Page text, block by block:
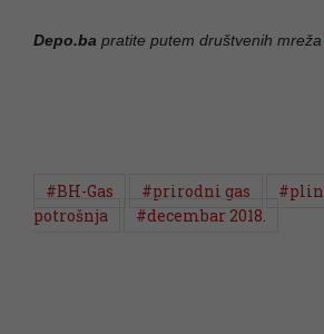
Depo.ba pratite putem društvenih mreža
#BH-Gas #prirodni gas #plin
potrošnja
#decembar 2018.